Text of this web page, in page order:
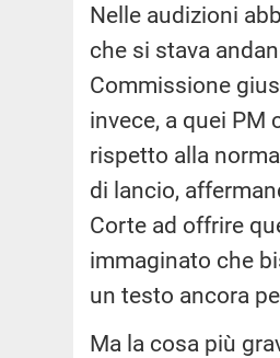
Nelle audizioni
che si stava
Commissione
invece, a quei
rispetto alla
di lancio,
Corte ad offrire
immaginato che
un testo ancora
Ma la cosa più